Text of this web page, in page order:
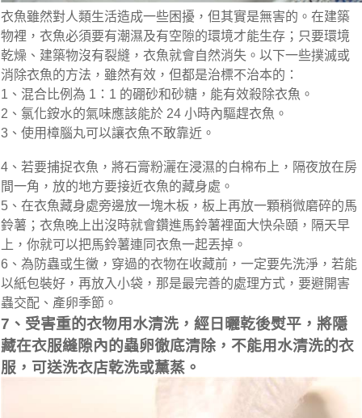
衣魚雖然對人類生活造成一些困擾，但其實是無害的。在建築
物裡，衣魚必須要有潮濕及有空隙的環境才能生存；只要環境
乾燥、建築物沒有裂縫，衣魚就會自然消失。以下一些撲滅或
消除衣魚的方法，雖然有效，但都是治標不治本的：
1、混合比例為 1：1 的硼砂和砂糖，能有效殺除衣魚。
2、氯化銨水的氣味應該能於 24 小時內驅趕衣魚。
3、使用樟腦丸可以讓衣魚不敢靠近。
4、若要捕捉衣魚，將石膏粉灑在浸濕的白棉布上，隔夜放在房
間一角，放的地方要接近衣魚的藏身處。
5、在衣魚藏身處旁邊放一塊木板，板上再放一顆稍微磨碎的馬
鈴薯；衣魚晚上出沒時就會鑽進馬鈴薯裡面大快朵頤，隔天早
上，你就可以把馬鈴薯連同衣魚一起丟掉。
6、為防蟲或生黴，穿過的衣物在收藏前，一定要先洗淨，若能
以紙包裝好，再放入小袋，那是最完善的處理方式，要避開害
蟲交配、產卵季節。
7、受害重的衣物用水清洗，經日曬乾後熨平，將隱
藏在衣服縫隙內的蟲卵徹底清除，不能用水清洗的衣
服，可送洗衣店乾洗或薰蒸。